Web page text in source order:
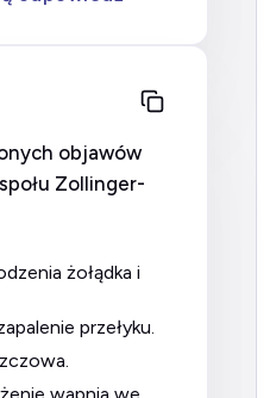
objawów
Zollinger-
przełyku.